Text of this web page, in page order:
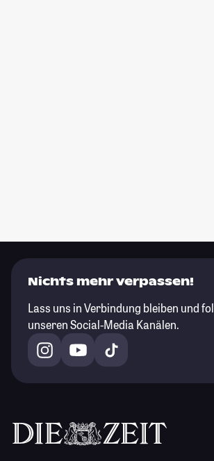
Nichts mehr verpassen!
Lass uns in Verbindung bleiben und
unseren Social-Media Kanälen.